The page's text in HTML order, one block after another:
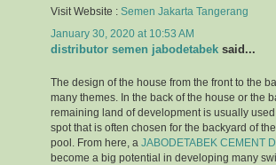
Visit Website : Semen Jakarta Tangerang
January 30, 2020 at 10:53 AM
distributor semen jabodetabek said...
The design of the house from the front to the
many themes. In the back of the house or the
remaining land of development is usually
spot that is often chosen for the backyard of
pool. From here, a JABODETABEK CEMENT
become a big potential in developing many